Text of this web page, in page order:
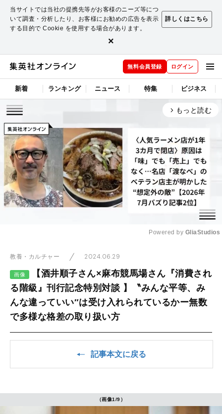
当サイトでは当社の提携先等がお客様のニーズ等につ
いて調査・分析したり、お客様にお勧めの広告を表示
する目的で Cookie を使用する場合があります。
詳しくはこちら
×
無料会員登録 ログイン
新着 ランキング ニュース 特集 ビジネス
arrow_forward_ios もっと読む
Powered by GliaStudios
教養・カルチャー 2024.06.29
画像
【酒井順子さん×麻布競馬場さん『消費され
る階級』刊行記念特別対談 】〝みんな平等、み
んな違っていい″は受け入れられているかー無数
で多様な格差の取り扱い方
記事本文に戻る
（画像1/9）